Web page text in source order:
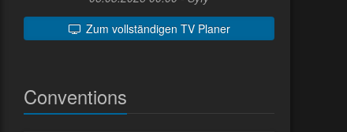
Zum vollständigen TV Planer
Conventions